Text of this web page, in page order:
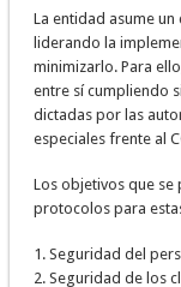
La entidad asume
liderando la
minimizarlo. Para
entre sí cumpliendo
dictadas por las
especiales frente al
Los objetivos que se
protocolos para
1. Seguridad del
2. Seguridad de los